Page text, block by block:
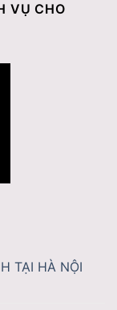
VỤ CHO
TẠI HÀ NỘI